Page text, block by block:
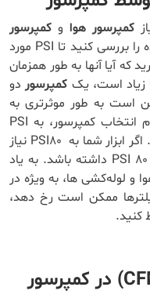
کمپرسور هوا و کمپرسور
خود را بدانید. مشخصات سازنده را بررسی کنید تا PSI مورد
که آیا آنها به طور همزمان
زیاد است، یک کمپرسوردو
است به طور موثرتری به
نیازهای PSI شما پاسخگو باشد. هنگام انتخاب کمپرسور، به PSI
مورد نیاز ابزار پر تقاضای خود فکر کنید. اگر ابزار شما به PSI80 نیاز
دارد، کمپرسور شما باید حداقل امتیاز PSI 80 داشته باشد. به یاد
و لوله‌کشی‌ ها، به ‌ویژه در
ممکن است رخ دهد،
کنید.